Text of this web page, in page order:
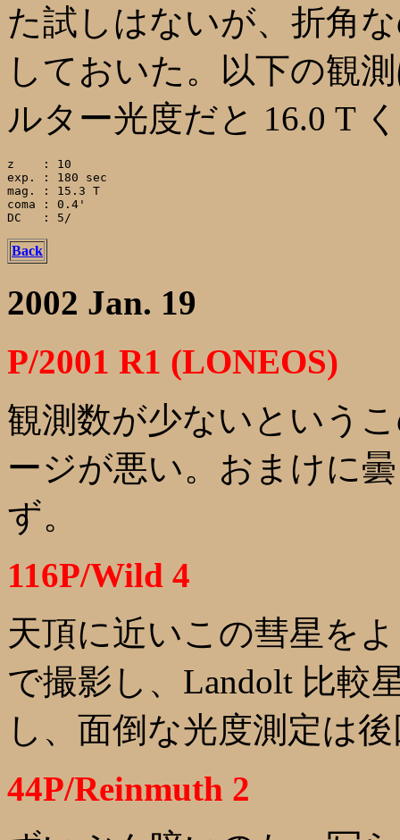
た試しはないが、折角
しておいた。以下の観
ルター光度だと 16.0 T
z    : 10
exp. : 180 sec
mag. : 15.3 T
coma : 0.4'
Back
2002 Jan. 19
P/2001 R1 (LONEOS)
観測数が少ないという
ージが悪い。おまけに
ず。
116P/Wild 4
天頂に近いこの彗星を
で撮影し、Landolt 比較
し、面倒な光度測定は
44P/Reinmuth 2